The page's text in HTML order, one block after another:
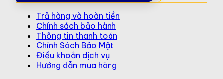
Trả hàng và hoàn tiền
Chính sách bảo hành
Thông tin thanh toán
Chính Sách Bảo Mật
Điều khoản dịch vụ
Hướng dẫn mua hàng